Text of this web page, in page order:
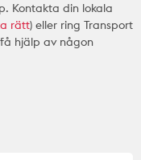
Kontakta din lokala
rätt) eller ring Transport
hjälp av någon